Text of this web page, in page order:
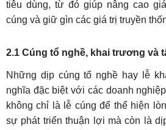
tiêu dùng, từ đó giúp nâng cao
cúng và giữ gìn các giá trị truyền
2.1 Cúng tổ nghề, khai trương và
Những dịp cúng tổ nghề hay lễ
nghĩa đặc biệt với các doanh
không chỉ là lễ cúng để thể hiện
sự phát triển thuận lợi mà còn là